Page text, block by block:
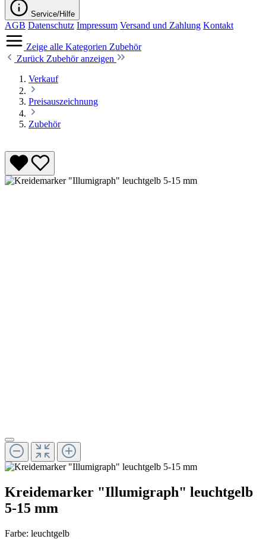
Service/Hilfe
AGB Datenschutz Impressum Versand und Zahlung Kontakt
Zeige alle Kategorien Zubehör
Zurück Zubehör anzeigen
Verkauf
Preisauszeichnung
Zubehör
Kreidemarker "Illumigraph" leuchtgelb
5-15 mm
Farbe: leuchtgelb